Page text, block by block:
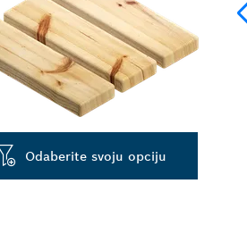
Odaberite svoju opciju